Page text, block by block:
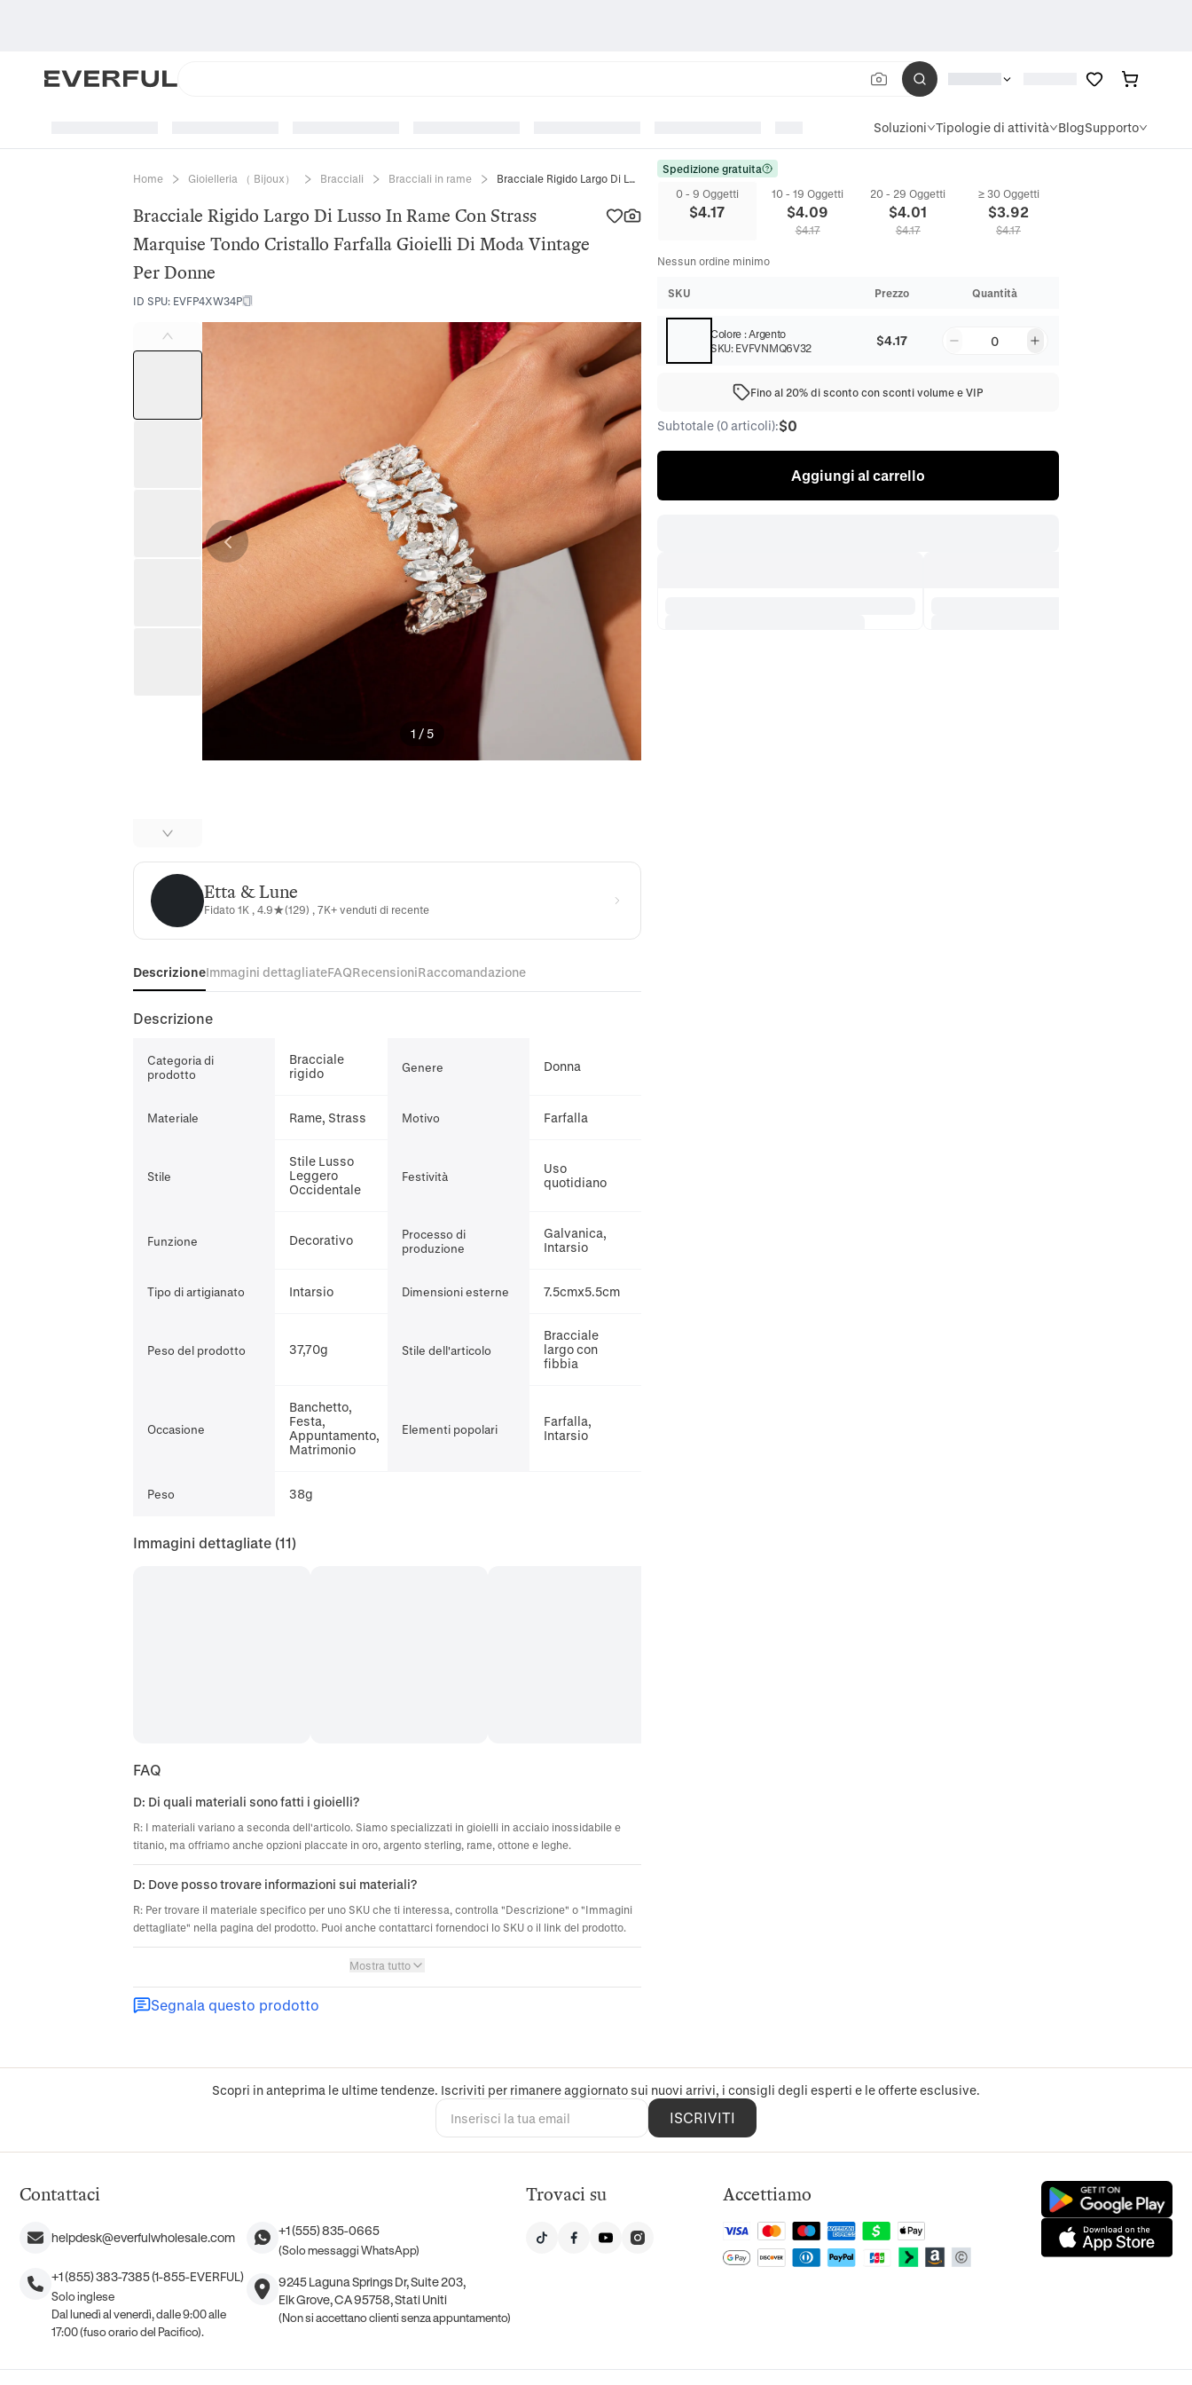
Soluzioni Tipologie di attività BlogSupporto
Home Gioielleria （ Bijoux） Bracciali Bracciali in rame Bracciale Rigido Largo Di Lusso In Rame Con Strass Marquise Tondo Cristallo Farfalla Gioielli Di Moda Vintage Per Donne
Bracciale Rigido Largo Di Lusso In Rame Con Strass
Marquise Tondo Cristallo Farfalla Gioielli Di Moda Vintage
Per Donne
ID SPU: EVFP4XW34P
1 / 5
Etta & LuneEtta & Lune
Fidato 1K , 4.9★(129) , 7K+ venduti di recente
DescrizioneImmagini dettagliateFAQRecensioniRaccomandazione
Descrizione
Categoria di
prodotto
Bracciale
rigido
Genere Donna
Materiale Rame, Strass Motivo Farfalla
Stile
Stile Lusso
Leggero
Occidentale
Festività
Uso
quotidiano
Funzione Decorativo
Processo di
produzione
Galvanica,
Intarsio
Tipo di artigianato Intarsio Dimensioni esterne 7.5cmx5.5cm
Peso del prodotto 37,70g Stile dell'articolo
Bracciale
largo con
fibbia
Occasione
Banchetto,
Festa,
Appuntamento,
Matrimonio
Elementi popolari
Farfalla,
Intarsio
Peso 38g
Immagini dettagliate (11)
FAQ
D: Di quali materiali sono fatti i gioielli?
R: I materiali variano a seconda dell'articolo. Siamo specializzati in gioielli in acciaio inossidabile e
titanio, ma offriamo anche opzioni placcate in oro, argento sterling, rame, ottone e leghe.
D: Dove posso trovare informazioni sui materiali?
R: Per trovare il materiale specifico per uno SKU che ti interessa, controlla "Descrizione" o "Immagini
dettagliate" nella pagina del prodotto. Puoi anche contattarci fornendoci lo SKU o il link del prodotto.
Mostra tutto
Segnala questo prodotto
Spedizione gratuita
0 - 9 Oggetti
$4.17
10 - 19 Oggetti
$4.09
$4.17
20 - 29 Oggetti
$4.01
$4.17
≥ 30 Oggetti
$3.92
$4.17
Nessun ordine minimo
SKU Prezzo Quantità
Colore :Argento
SKU: EVFVNMQ6V32 $4.17 0
Fino al 20% di sconto con sconti volume e VIP
Subtotale (0 articoli):$0
Aggiungi al carrello
Scopri in anteprima le ultime tendenze. Iscriviti per rimanere aggiornato sui nuovi arrivi, i consigli degli esperti e le offerte esclusive.
ISCRIVITI
Contattaci
helpdesk@everfulwholesale.com
+1 (855) 383-7385 (1-855-EVERFUL)
Solo inglese
Dal lunedì al venerdì, dalle 9:00 alle
17:00 (fuso orario del Pacifico).
+1 (555) 835-0665
(Solo messaggi WhatsApp)
9245 Laguna Springs Dr, Suite 203,
Elk Grove, CA 95758, Stati Uniti
(Non si accettano clienti senza appuntamento)
Trovaci su Accettiamo